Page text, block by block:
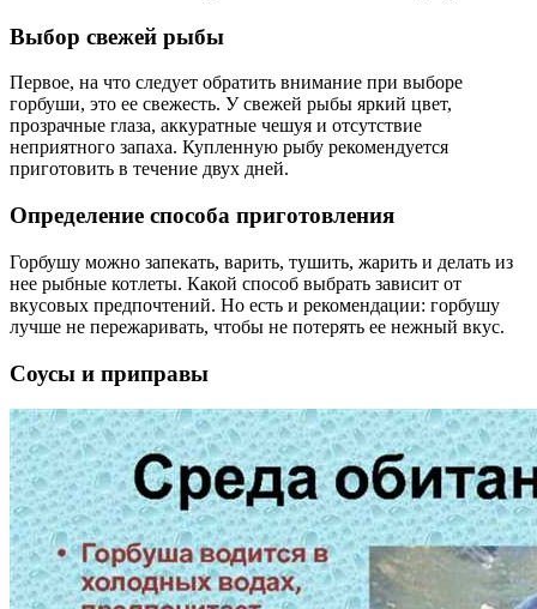
Выбор свежей рыбы
Первое, на что следует обратить внимание при выборе
горбуши, это ее свежесть. У свежей рыбы яркий цвет,
прозрачные глаза, аккуратные чешуя и отсутствие
неприятного запаха. Купленную рыбу рекомендуется
приготовить в течение двух дней.
Определение способа приготовления
Горбушу можно запекать, варить, тушить, жарить и делать из
нее рыбные котлеты. Какой способ выбрать зависит от
вкусовых предпочтений. Но есть и рекомендации: горбушу
лучше не пережаривать, чтобы не потерять ее нежный вкус.
Соусы и приправы